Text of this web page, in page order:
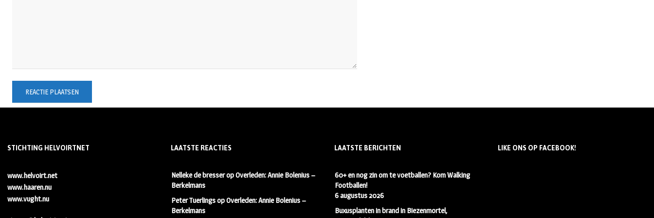
STICHTING HELVOIRTNET
www.helvoirt.net
www.haaren.nu
www.vught.nu
LAATSTE REACTIES
Nelleke de bresseropOverleden: Annie Bolenius –
Berkelmans
Peter TuerlingsopOverleden: Annie Bolenius –
Berkelmans
LAATSTE BERICHTEN
60+ en nog zin om te voetballen? Kom Walking
Footballen!
6 augustus 2026
Buxusplanten in brand in Biezenmortel,
LIKE ONS OP FACEBOOK!